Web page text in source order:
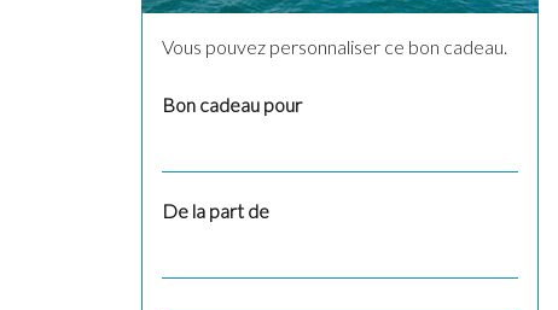
Vous pouvez personnaliser ce bon cadeau.
Bon cadeau pour
De la part de